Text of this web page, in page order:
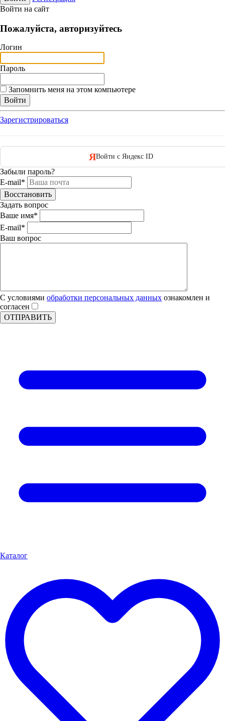
Войти на сайт
Пожалуйста, авторизуйтесь
Логин
Пароль
Запомнить меня на этом компьютере
Зарегистрироваться
ЯВойти с Яндекс ID
Забыли пароль?
E-mail*
Задать вопрос
Ваше имя*
E-mail*
Ваш вопрос
С условиями обработки персональных данных ознакомлен и
согласен
ОТПРАВИТЬ
Каталог